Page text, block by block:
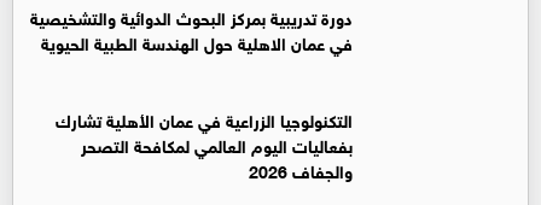
دورة تدريبية بمركز البحوث الدوائية والتشخيصية
في عمان الاهلية حول الهندسة الطبية الحيوية
التكنولوجيا الزراعية في عمان الأهلية تشارك
بفعاليات اليوم العالمي لمكافحة التصحر
والجفاف 2026